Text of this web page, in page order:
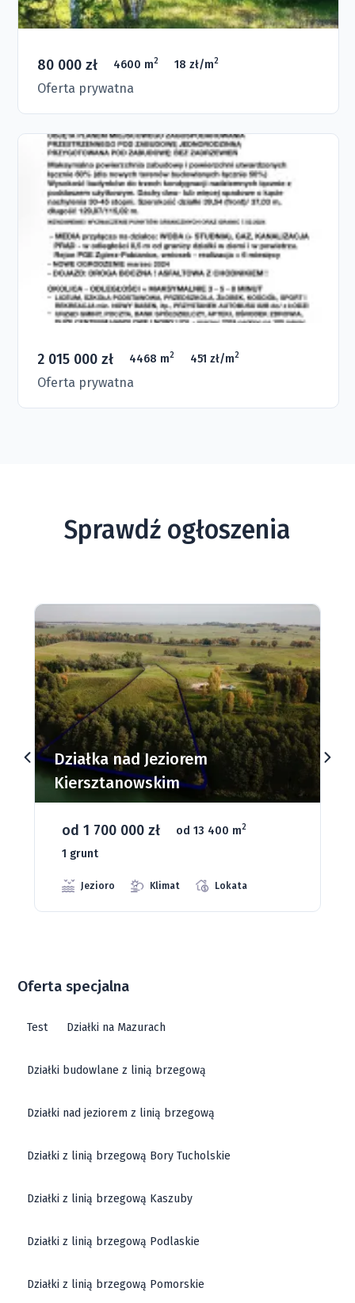
80 000 zł 4600 m2 18 zł/m2
Oferta prywatna
2 015 000 zł 4468 m2 451 zł/m2
Oferta prywatna
Sprawdź ogłoszenia
Działki budowlane nad Jeziorem
Dąbrowa Mała
od 93 280 zł od 1075 m2 66 grunt
Oferta specjalna
Test Działki na Mazurach
Działki budowlane z linią brzegową
Działki nad jeziorem z linią brzegową
Działki z linią brzegową Bory Tucholskie
Działki z linią brzegową Kaszuby
Działki z linią brzegową Podlaskie
Działki z linią brzegową Pomorskie